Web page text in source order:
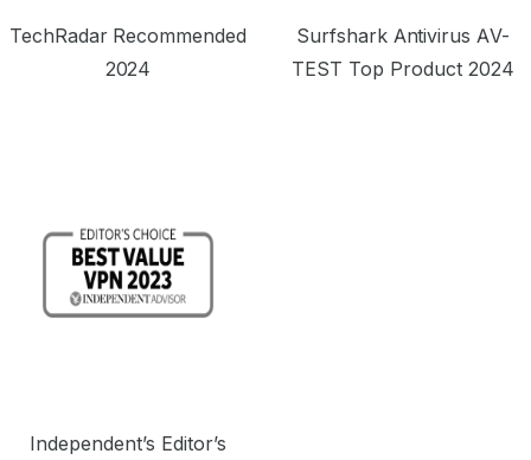
TechRadar Recommended
2024
Surfshark Antivirus AV-
TEST Top Product 2024
Independent’s Editor’s